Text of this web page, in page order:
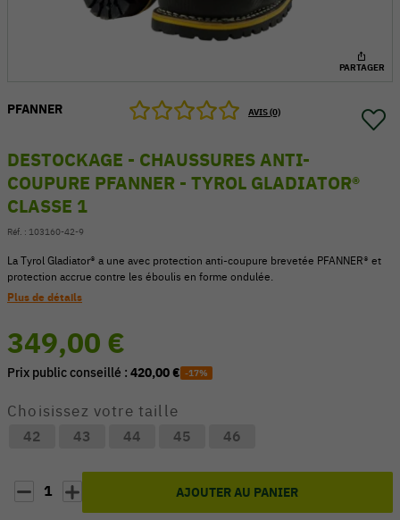
V
PARTAGER
PFANNER AVIS (0)
DESTOCKAGE - CHAUSSURES ANTI-
COUPURE PFANNER - TYROL GLADIATOR®
CLASSE 1
Réf. : 103160-42-9
La Tyrol Gladiator® a une avec protection anti-coupure brevetée PFANNER® et
protection accrue contre les éboulis en forme ondulée.
Plus de détails
349,00 €
Prix public conseillé : 420,00 € -17%
Choisissez votre taille
42 43 44 45 46
1 AJOUTER AU PANIER